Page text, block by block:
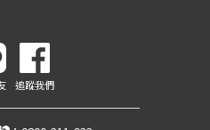
追蹤我們